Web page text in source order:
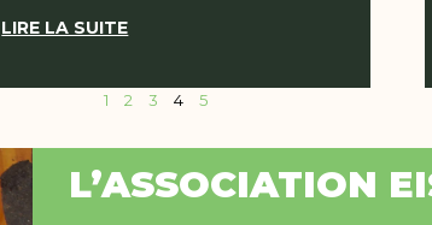
LIRE LA SUITE
1 2 3 4 5
L’ASSOCIATION